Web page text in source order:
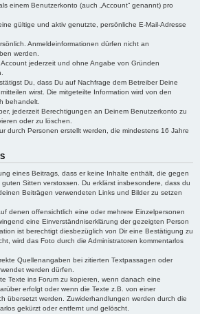
einem Benutzerkonto (auch „Account“ genannt) pro
gültige und aktiv genutzte, persönliche E-Mail-Adresse
Anmeldeinformationen dürfen nicht an
werden.
jederzeit und ohne Angabe von Gründen
Du, dass Du auf Nachfrage dem Betreiber Deine
wirst. Die mitgeteilte Information wird von den
behandelt.
jederzeit Berechtigungen an Deinem Benutzerkonto zu
oder zu löschen.
durch Personen erstellt werden, die mindestens 16 Jahre
eines Beitrags, dass er keine Inhalte enthält, die gegen
Sitten verstossen. Du erklärst insbesondere, dass du
Beiträgen verwendeten Links und Bilder zu setzen
denen offensichtlich eine oder mehrere Einzelpersonen
eine Einverständniserklärung der gezeigten Person
ist berechtigt diesbezüglich von Dir eine Bestätigung zu
wird das Foto durch die Administratoren kommentarlos
Quellenangaben bei zitierten Textpassagen oder
werden dürfen.
Texte ins Forum zu kopieren, wenn danach eine
erfolgt oder wenn die Texte z.B. von einer
übersetzt werden. Zuwiderhandlungen werden durch die
gekürzt oder entfernt und gelöscht.